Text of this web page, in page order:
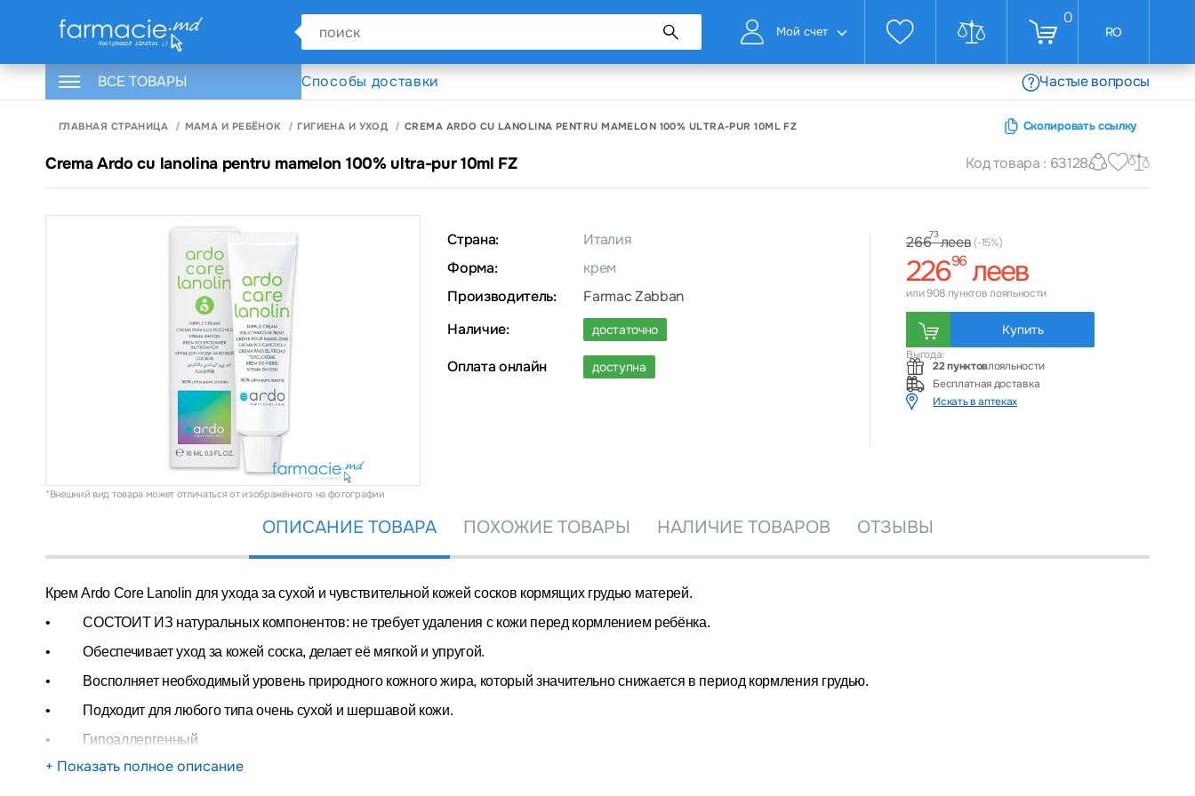
Мой счет
0
RO
ВСЕ ТОВАРЫ Способы доставки Частые вопросы
ГЛАВНАЯ СТРАНИЦА МАМА И РЕБЁНОК ГИГИЕНА И УХОД CREMA ARDO CU LANOLINA PENTRU MAMELON 100% ULTRA-PUR 10ML FZ Скопировать ссылку
Crema Ardo cu lanolina pentru mamelon 100% ultra-pur 10ml FZ Код товара : 63128
*Внешний вид товара может отличаться от изображённого на фотографии
Страна:
Италия
Форма:
крем
Производитель:
Farmac Zabban
Наличие:
достаточно
Оплата онлайн доступна
26673леев (-15%)
22696 леев
или 908 пунктов лояльности
Купить
Выгода:
22 пунктовлояльности
Бесплатная доставка
Искать в аптеках
ОПИСАНИЕ ТОВАРА ПОХОЖИЕ ТОВАРЫ НАЛИЧИЕ ТОВАРОВ ОТЗЫВЫ
Крем Ardo Core Lanolin для ухода за сухой и чувствительной кожей сосков кормящих грудью матерей.
• СОСТОИТ ИЗ натуральных компонентов: не требует удаления с кожи перед кормлением ребёнка.
• Обеспечивает уход за кожей соска, делает её мягкой и упругой.
• Восполняет необходимый уровень природного кожного жира, который значительно снижается в период кормления грудью.
• Подходит для любого типа очень сухой и шершавой кожи.
• Гипоаллергенный
Способ применения крема Ardo Саге Lanolin
+ Показать полное описание